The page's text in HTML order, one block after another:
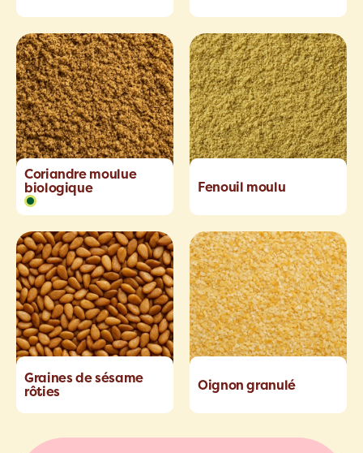
Coriandre moulue
biologique
Fenouil moulu
Graines de sésame
rôties
Oignon granulé